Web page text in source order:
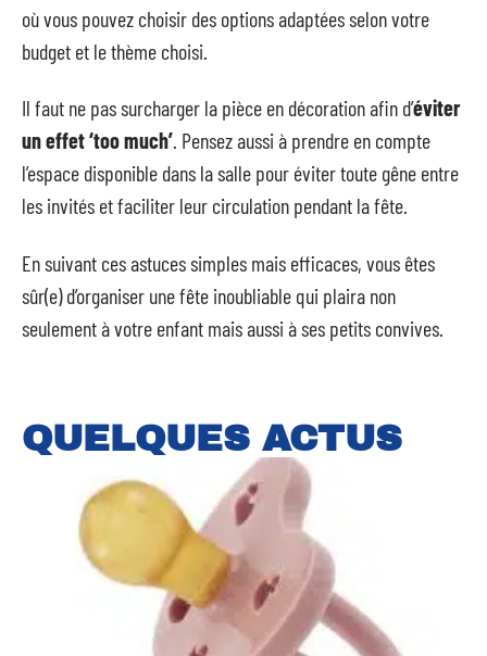
où vous pouvez choisir des options adaptées selon votre
budget et le thème choisi.
Il faut ne pas surcharger la pièce en décoration afin d’éviter
un effet ‘too much’. Pensez aussi à prendre en compte
l’espace disponible dans la salle pour éviter toute gêne entre
les invités et faciliter leur circulation pendant la fête.
En suivant ces astuces simples mais efficaces, vous êtes
sûr(e) d’organiser une fête inoubliable qui plaira non
seulement à votre enfant mais aussi à ses petits convives.
QUELQUES ACTUS